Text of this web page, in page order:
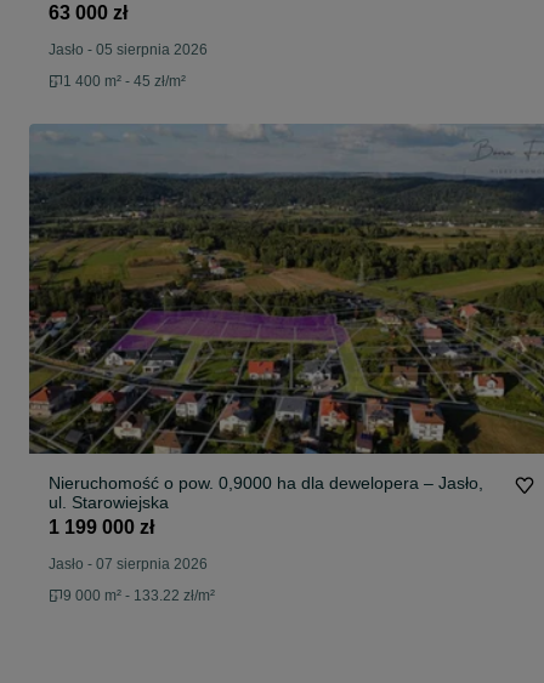
63 000 zł
Jasło - 05 sierpnia 2026
1 400 m² - 45 zł/m²
Nieruchomość o pow. 0,9000 ha dla dewelopera – Jasło,
ul. Starowiejska
1 199 000 zł
Jasło - 07 sierpnia 2026
9 000 m² - 133.22 zł/m²